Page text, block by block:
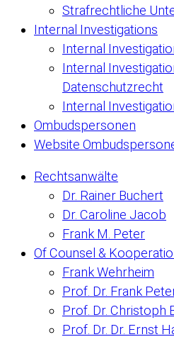
Strafrechtliche
Internal Investigations
Internal
Internal
Datenschutzrecht
Internal
Ombudspersonen
Website
Rechtsanwälte
Dr. Rainer Buchert
Dr. Caroline Jacob
Frank M. Peter
Of Counsel &
Frank Wehrheim
Prof. Dr. Frank
Prof. Dr. Christoph
Prof. Dr. Dr. Ernst